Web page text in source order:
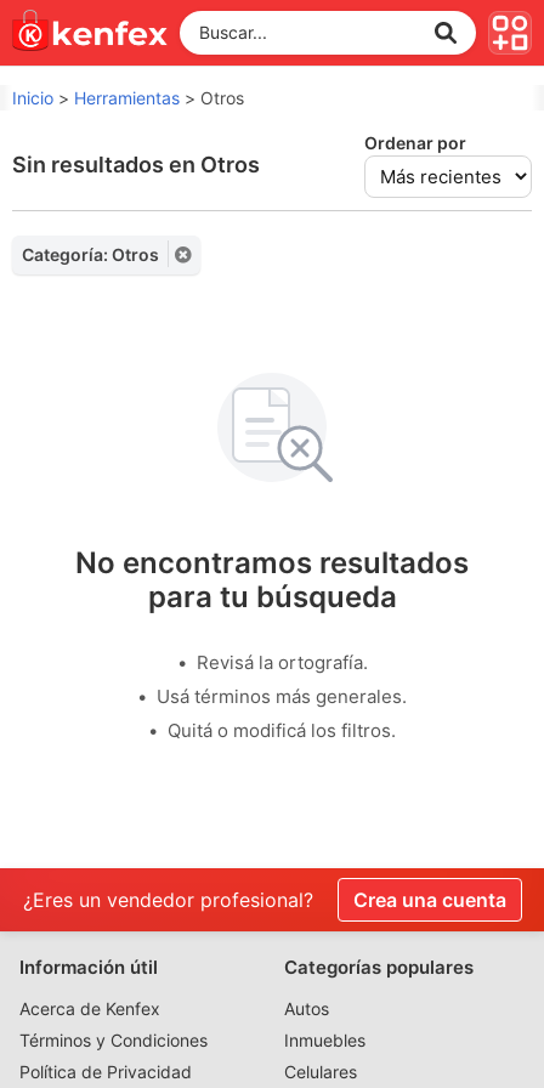
Inicio > Herramientas > Otros
Sin resultados en Otros
Ordenar por
Categoría: Otros
No encontramos resultados
para tu búsqueda
Revisá la ortografía.
Usá términos más generales.
Quitá o modificá los filtros.
¿Eres un vendedor profesional? Crea una cuenta
Información útil
Acerca de Kenfex
Términos y Condiciones
Política de Privacidad
Categorías populares
Autos
Inmuebles
Celulares